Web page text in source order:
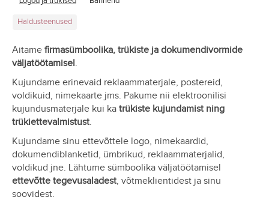
Haldusteenused
Aitame firmasümboolika, trükiste ja dokumendivormide
väljatöötamisel.
Kujundame erinevaid reklaammaterjale, postereid,
voldikuid, nimekaarte jms. Pakume nii elektroonilisi
kujundusmaterjale kui ka trükiste kujundamist ning
trükiettevalmistust.
Kujundame sinu ettevõttele logo, nimekaardid,
dokumendiblanketid, ümbrikud, reklaammaterjalid,
voldikud jne. Lähtume sümboolika väljatöötamisel
ettevõtte tegevusaladest, võtmeklientidest ja sinu
soovidest.